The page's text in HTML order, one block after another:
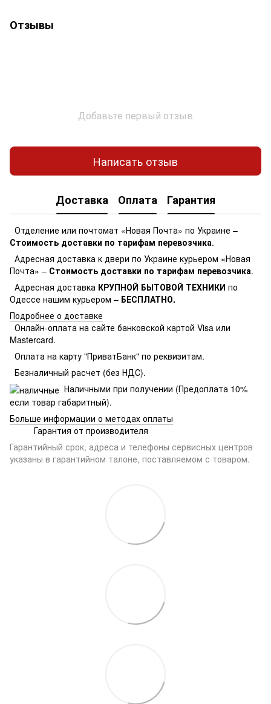
Отзывы
Добавьте первый отзыв
Написать отзыв
Доставка Оплата Гарантия
Отделение или почтомат «Новая Почта» по Украине –
Стоимость доставки по тарифам перевозчика.
Адресная доставка к двери по Украине курьером «Новая
Почта» – Стоимость доставки по тарифам перевозчика.
Адресная доставка КРУПНОЙ БЫТОВОЙ ТЕХНИКИ по
Одессе нашим курьером – БЕСПЛАТНО.
Подробнее о доставке
Онлайн-оплата на сайте банковской картой Visa или
Mastercard.
Оплата на карту "ПриватБанк" по реквизитам.
Безналичный расчет (без НДС).
Наличными при получении (Предоплата 10%
если товар габаритный).
Больше информации о методах оплаты
Гарантия от производителя
Гарантийный срок, адреса и телефоны сервисных центров
указаны в гарантийном талоне, поставляемом с товаром.